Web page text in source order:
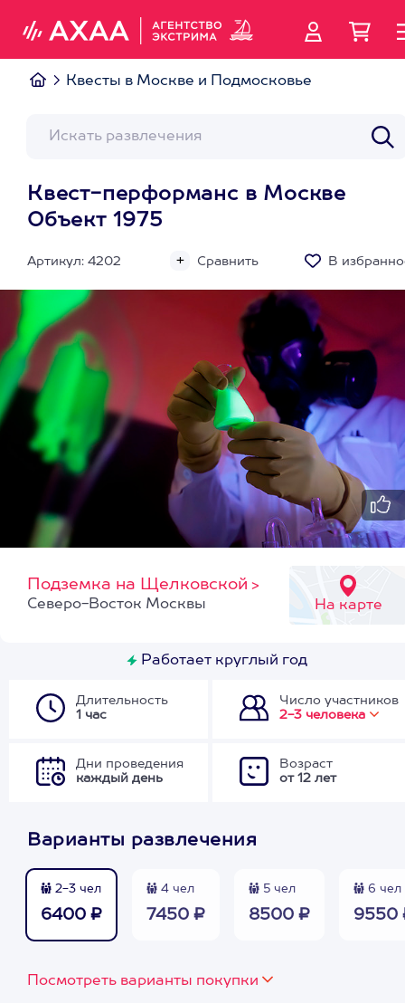
Квесты в Москве и Подмосковье
Квест-перформанс в Москве
Объект 1975
Артикул: 4202 Сравнить В
Подземка на Щелковской >
На карте
Северо-Восток Москвы
Работает круглый год
Длительность
1 час
Число участников
2-3 человека
Дни проведения
каждый день
Возраст
от 12 лет
Варианты развлечения
2-3 чел
6400 ₽
4 чел
7450 ₽
5 чел
8500 ₽
6 чел
9550
Посмотреть варианты покупки